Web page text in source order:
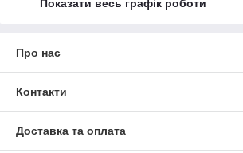
Показати весь графік роботи
Про нас
Контакти
Доставка та оплата